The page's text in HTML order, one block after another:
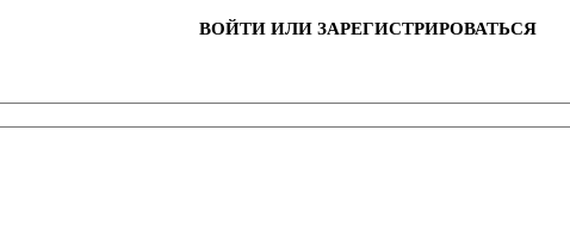
ВОЙТИ ИЛИ ЗАРЕГИСТРИРОВАТЬСЯ